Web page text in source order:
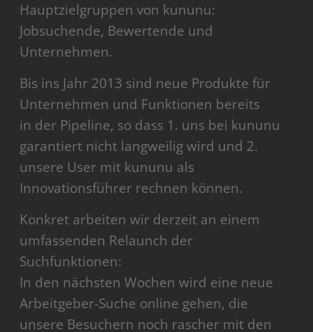
Hauptzielgruppen von kununu:
Jobsuchende, Bewertende und
Unternehmen.
Bis ins Jahr 2013 sind neue Produkte für
Unternehmen und Funktionen bereits
in der Pipeline, so dass 1. uns bei kununu
garantiert nicht langweilig wird und 2.
unsere User mit kununu als
Innovationsführer rechnen können.
Konkret arbeiten wir derzeit an einem
umfassenden Relaunch der
Suchfunktionen:
In den nächsten Wochen wird eine neue
Arbeitgeber-Suche online gehen, die
unsere Besuchern noch rascher mit den